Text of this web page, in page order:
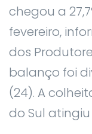
chegou a
fevereiro,
dos
balanço foi
(24). A
do Sul atingiu